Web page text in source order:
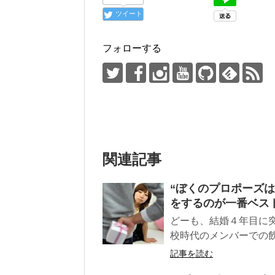
ツイート
フォローする
関連記事
“ぼくのプロポーズ
をするのが一番ベス
どーも、結婚４年目に
校時代のメンバーでの
記事を読む